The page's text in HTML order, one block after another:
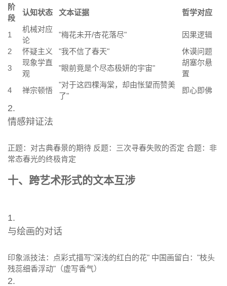
阶
段
认知状态 文本证据 哲学对应
1
机械对应
论
"梅花未开/杏花落尽"
因果逻辑
2
怀疑主义 "我不信了春天"
休谟问题
3
现象学直
观
"眼前竟是个尽态极妍的宇宙"
胡塞尔悬
置
4
禅宗顿悟
"对于这四棵海棠，却由怅望而赞美
了"
即心即佛
2.
情感辩证法
正题：对古典春景的期待 反题：三次寻春失败的否定 合题：非
常态春光的终极肯定
十、跨艺术形式的文本互涉
1.
与绘画的对话
印象派技法：点彩式描写"深浅的红白的花" 中国画留白："枝头
残蕊细香浮动"（虚写香气）
2.